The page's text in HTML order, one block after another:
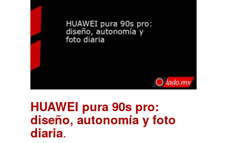
HUAWEI pura 90s pro:
diseño, autonomía y foto
diaria.